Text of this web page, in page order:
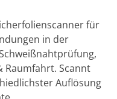
für
in der
Raumfahrt. Scannt
Auflösung